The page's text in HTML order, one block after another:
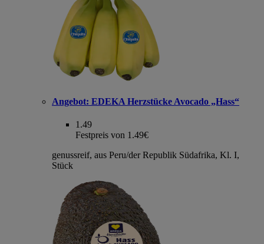
Angebot: EDEKA Herzstücke Avocado „Hass“
1.49
Festpreis von 1.49€
genussreif, aus Peru/der Republik Südafrika, Kl. I,
Stück